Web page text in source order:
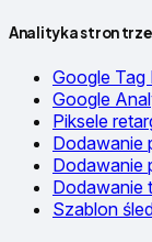
Analityka stron
Google Tag
Google
Piksele
Dodawanie
Dodawanie
Dodawanie
Szablon